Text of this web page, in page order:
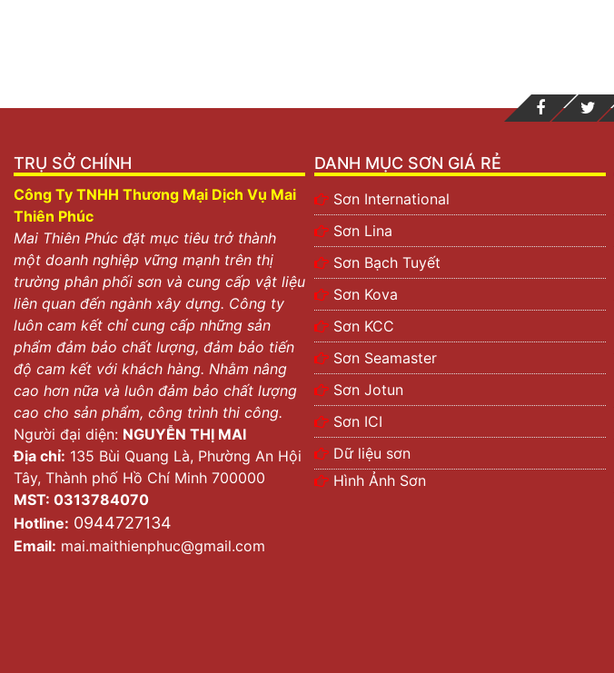
TRỤ SỞ CHÍNH
Công Ty TNHH Thương Mại Dịch Vụ Mai
Thiên Phúc
Mai Thiên Phúc đặt mục tiêu trở thành
một doanh nghiệp vững mạnh trên thị
trường phân phối sơn và cung cấp vật liệu
liên quan đến ngành xây dựng. Công ty
luôn cam kết chỉ cung cấp những sản
phẩm đảm bảo chất lượng, đảm bảo tiến
độ cam kết với khách hàng. Nhằm nâng
cao hơn nữa và luôn đảm bảo chất lượng
cao cho sản phẩm, công trình thi công.
Người đại diện: NGUYỄN THỊ MAI
Địa chỉ: 135 Bùi Quang Là, Phường An Hội
Tây, Thành phố Hồ Chí Minh 700000
MST: 0313784070
Hotline: 0944727134
Email: mai.maithienphuc@gmail.com
DANH MỤC SƠN GIÁ RẺ
Sơn International
Sơn Lina
Sơn Bạch Tuyết
Sơn Kova
Sơn KCC
Sơn Seamaster
Sơn Jotun
Sơn ICI
Dữ liệu sơn
Hình Ảnh Sơn